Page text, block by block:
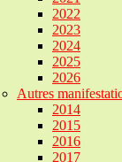
2022
2023
2024
2025
2026
Autres
2014
2015
2016
2017